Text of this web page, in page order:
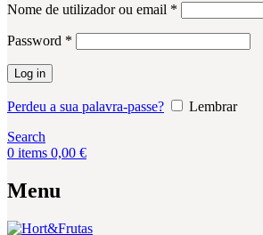
Nome de utilizador ou email *
Password *
Log in
Perdeu a sua palavra-passe?
Lembrar
Search
0 items 0,00 €
Menu